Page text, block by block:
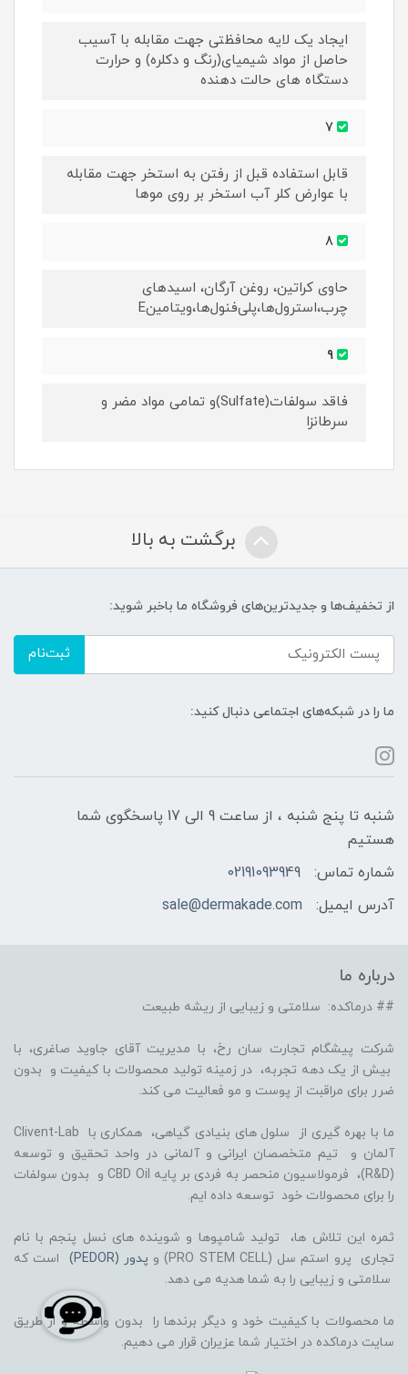
ایجاد یک لایه محافظتی جهت مقابله با آسیب
حاصل از مواد شیمیای(رنگ و دکلره) و حرارت
دستگاه های حالت دهنده
قابل استفاده قبل از رفتن به استخر جهت مقابله
با عوارض کلر آب استخر بر روی موها
حاوی کراتین، روغن آرگان، اسیدهای
چرب،استرول‌ها،پلی‌فنول‌ها،ویتامینE
فاقد سولفات(Sulfate)و تمامی مواد مضر و
سرطانزا
برگشت به بالا
از تخفیف‌ها و جدیدترین‌های فروشگاه ما باخبر شوید:
ثبت‌نام
ما را در شبکه‌های اجتماعی دنبال کنید:
شنبه تا پنج شنبه ، از ساعت 9 الی 17 پاسخگوی شما
هستیم
شماره تماس:
02191093949
آدرس ایمیل:
sale@dermakade.com
درباره ما
## درماکده: سلامتی و زیبایی از ریشه طبیعت
شرکت پیشگام تجارت سان رخ، با مدیریت آقای جاوید صاغری، با
بیش از یک دهه تجربه، در زمینه تولید محصولات با کیفیت و بدون
ضرر برای مراقبت از پوست و مو فعالیت می کند.
ما با بهره گیری از سلول های بنیادی گیاهی، همکاری با Clivent-Lab
آلمان و تیم متخصصان ایرانی و آلمانی در واحد تحقیق و توسعه
(R&D)، فرمولاسیون منحصر به فردی بر پایه CBD Oil و بدون سولفات
را برای محصولات خود توسعه داده ایم.
ثمره این تلاش ها، تولید شامپوها و شوینده های نسل پنجم با نام
تجاری پرو استم سل (PRO STEM CELL) و
پدور (PEDOR)
است که
سلامتی و زیبایی را به شما هدیه می دهد.
ما محصولات با کیفیت خود و دیگر برندها را بدون واسطه و از طریق
سایت درماکده در اختیار شما عزیران قرار می دهیم.